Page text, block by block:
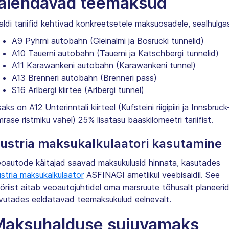
tariifid kehtivad konkreetsetele maksuosadele,
A9 Pyhrni autobahn (Gleinalmi ja Bosrucki tunnelid)
A10 Tauerni autobahn (Tauerni ja Katschbergi tunnelid)
A11 Karawankeni autobahn (Karawankeni tunnel)
A13 Brenneri autobahn (Brenneri pass)
S16 Arlbergi kiirtee (Arlbergi tunnel)
on A12 Unterinntali kiirteel (Kufsteini riigipiiri ja
ristmiku vahel) 25% lisatasu baaskilomeetri tariifist.
maksukalkulaatori kasutamine
käitajad saavad maksukulusid hinnata, kasutades
maksukalkulaatorASFINAGI ametlikul veebisaidil. See
aitab veoautojuhtidel oma marsruute tõhusalt
eeldatavad teemaksukulud eelnevalt.
sujuvamaks